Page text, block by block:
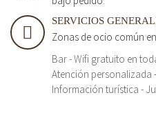
SERVICIOS
Zonas de ocio común
Bar - Wifi gratuito en
Atención personalizada
Información turística -